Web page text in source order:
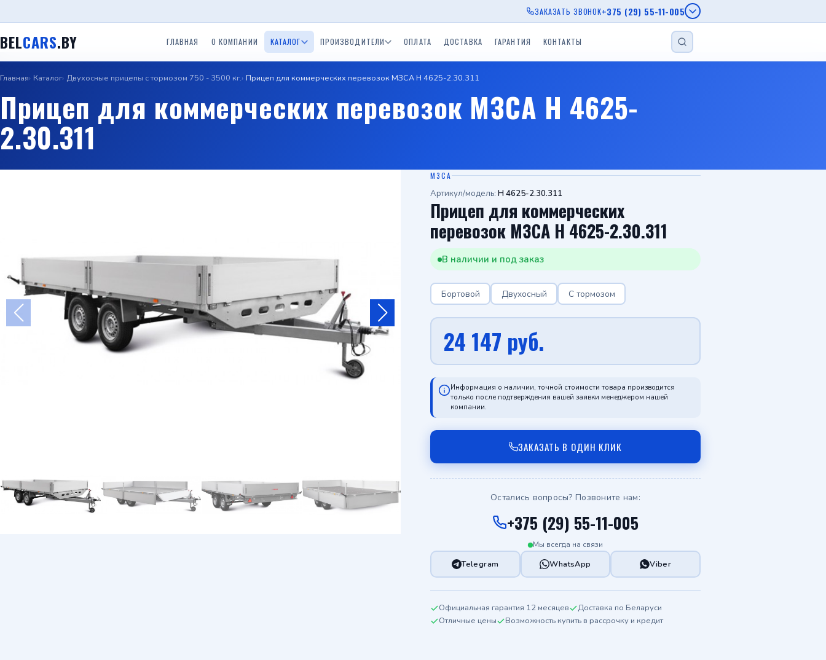
ЗАКАЗАТЬ ЗВОНОК+375 (29) 55-11-005
Telegram
WhatsApp
BELCARS.BY ГЛАВНАЯ О КОМПАНИИ КАТАЛОГ
Одноосные легковые
Двухосные легковые
Прицепы для водной
Прицепы с бортом
Одноосные прицепы с
Прицепы автовозы Прицеп для гидроциклов Лодки и катера
воде
ПРОИЗВОДИТЕЛИ
Прицепы Экспедиция
Прицепы Respo Прицепы Tiki
ОПЛАТА ДОСТАВКА ГАРАНТИЯ КОНТАКТЫ
Главная Каталог Двухосные прицепы с тормозом 750 - 3500 кг. Прицеп для коммерческих перевозок МЗСА H 4625-2.30.311
Прицеп для коммерческих перевозок МЗСА H 4625-
2.30.311
МЗСА
Артикул/модель: H 4625-2.30.311
Прицеп для коммерческих
перевозок МЗСА H 4625-2.30.311
В наличии и под заказ
Бортовой Двухосный С тормозом
24 147 руб.
Информация о наличии, точной стоимости товара производится
только после подтверждения вашей заявки менеджером нашей
компании.
ЗАКАЗАТЬ В ОДИН КЛИК
Остались вопросы? Позвоните нам:
+375 (29) 55-11-005
Мы всегда на связи
Telegram WhatsApp Viber
Официальная гарантия 12 месяцев
Доставка по Беларуси
Отличные цены
Возможность купить в рассрочку и кредит